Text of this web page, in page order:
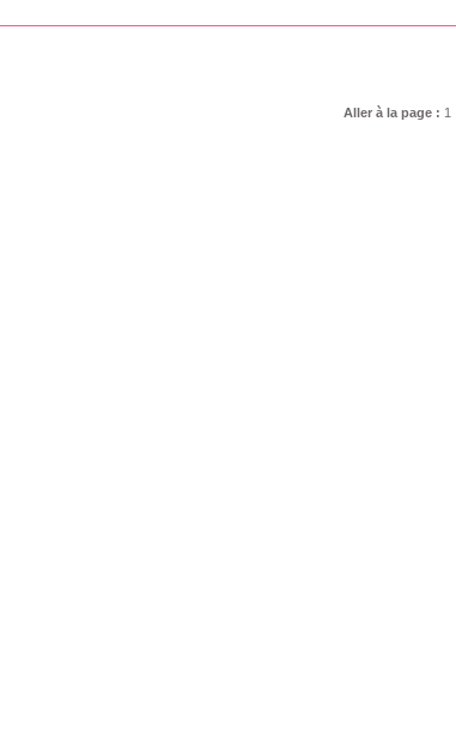
Aller à la page : 1